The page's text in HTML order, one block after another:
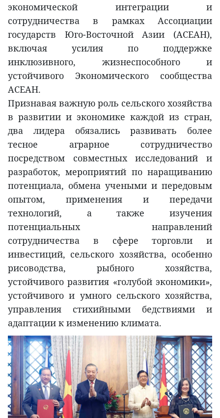
экономической интеграции и
сотрудничества в рамках Ассоциации
государств Юго-Восточной Азии (АСЕАН),
включая усилия по поддержке
инклюзивного, жизнеспособного и
устойчивого Экономического сообщества
АСЕАН.
Признавая важную роль сельского хозяйства
в развитии и экономике каждой из стран,
два лидера обязались развивать более
тесное аграрное сотрудничество
посредством совместных исследований и
разработок, мероприятий по наращиванию
потенциала, обмена учеными и передовым
опытом, применения и передачи
технологий, а также изучения
потенциальных направлений
сотрудничества в сфере торговли и
инвестиций, сельского хозяйства, особенно
рисоводства, рыбного хозяйства,
устойчивого развития «голубой экономики»,
устойчивого и умного сельского хозяйства,
управления стихийными бедствиями и
адаптации к изменению климата.